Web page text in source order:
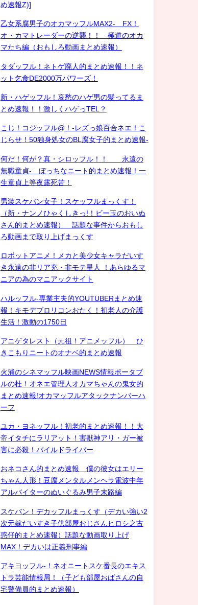
め速報Z)]
乙女系腐男子のオカマッフルMAX2- FX！
オ・カマトレーダーの逆襲！！ 極道のオカ
マたち編（おもしろ動画まとめ速報）
タダッフル！ネトゲ廃人的まとめ速報！！ネ
ット乞食DE2000万パワーズ！
新・ハゲッフル！哀愁のハゲ男の髪ってるま
とめ速報！！激しくハゲっTEL？
こじ！コジッフル@！-レズっ娘百合ネエ！こ
じらせ！50独身処女のBL腐女子的まとめ速報-
何だ！何が？真・シロッフル！！ 永遠の
無職童貞- ぼっちなニート的まとめ速報！一
生童貞上等夜露死苦！
男装スケバン女子！スケッフルまっくす！
（新・ナンノひゃくしきっ!！ビー玉のおいぬ
さん的まとめ速報） 話題な事件からおもし
ろ動画まで取り上げまっくす
ロボットアニメ！メカと美少女キャラだいす
き永遠の非リア充・非モテ星人 ！あらゆるマ
ニアの為のマニアックサイト
ハルッフル-専業主夫的YOUTUBERまとめ速
報！キモデブロリコンおたく！初老人の介護
生活！激動の1750日
アニゲタレスト（元祖！アニメッフル） ひ
きこもりニートのオナベ的まとめ速報
火浦のシネマッフル映画NEWS情報ポータブ
ルの杜！オネエ管理人オカマちゃんの鬼女的
まとめ速報!オカマッフルアタックナンバーハ
ーフ
ユカ・ヨネッフル！初老的まとめ速報！！大
帝イタチにラリアット！害獣神アリ・ガー被
害に必殺！パイルドライバー
おネコさん的まとめ速報 僕の彼女はエリー
ちゃん人形！豆腐メンタルメンヘラ電波中年
アルバイターのぬいぐるみ男子末路編
スケバン！デカッフルまっくす（デカい強い2
次元嫁だいすき子供部屋おじさんヒロシ之古
惑仔的まとめ速報）話題な動画取り上げ
MAX！デカいは正義刑事編
アキヨッフル-！ネオニートスケ番長のエキス
トラ芸能情報局！（子ども部屋おばさんの自
宅警備員的まとめ速報）